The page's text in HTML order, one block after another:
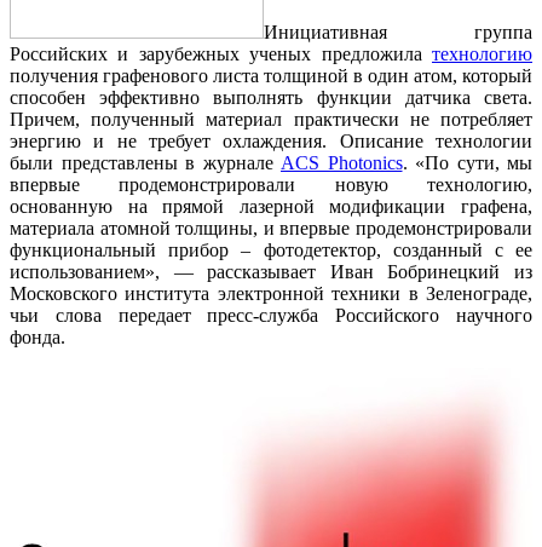
Инициативная группа
Российских и зарубежных ученых предложила технологию
получения графенового листа толщиной в один атом, который
способен эффективно выполнять функции датчика света.
Причем, полученный материал практически не потребляет
энергию и не требует охлаждения. Описание технологии
были представлены в журнале ACS Photonics. «По сути, мы
впервые продемонстрировали новую технологию,
основанную на прямой лазерной модификации графена,
материала атомной толщины, и впервые продемонстрировали
функциональный прибор – фотодетектор, созданный с ее
использованием», — рассказывает Иван Бобринецкий из
Московского института электронной техники в Зеленограде,
чьи слова передает пресс-служба Российского научного
фонда.